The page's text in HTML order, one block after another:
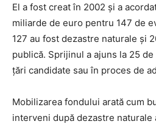
El a fost creat în 2002 și a
miliarde de euro pentru 147 de
127 au fost dezastre naturale și
publică. Sprijinul a ajuns la 25
țări candidate sau în proces de
Mobilizarea fondului arată cum
interveni după dezastre